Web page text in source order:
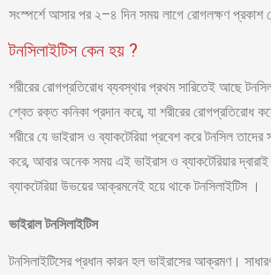
সংস্পর্শে আসার পর ২–৪ দিন সময় লাগে রোগলক্ষণ প্রকাশ
টনসিলাইটিস কেন হয় ?
শরীরের রোগপ্রতিরোধ ব্যবস্থার প্রথম সারিতেই আছে
শ্বেত রক্ত কনিকা প্রদান করে, যা শরীরের রোগপ্রতিরোধ
শরীরে যে ভাইরাস ও ব্যাকটেরিয়া প্রবেশ করে টনসিল
করে, আবার অনেক সময় এই ভাইরাস ও ব্যাকটেরিয়ার
ব্যাকটেরিয়া উভয়ের আক্রমনেই হয়ে থাকে টনসিলাইটিস ।
ভাইরাল টনসিলাইটিস
টনসিলাইটিসের প্রধান কারন হল ভাইরাসের আক্রমণ। সাধারণ